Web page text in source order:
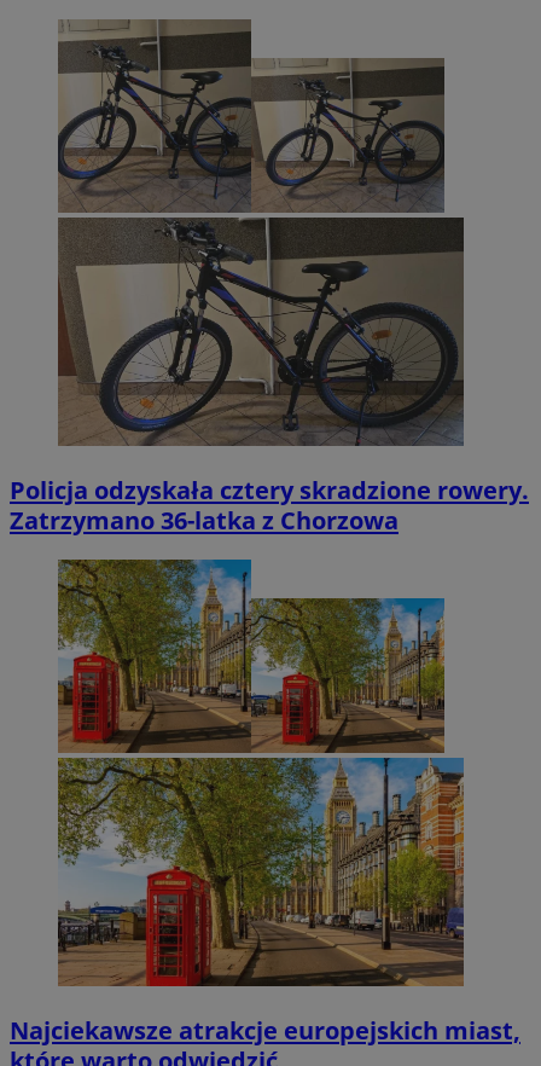
Policja odzyskała cztery skradzione rowery.
Zatrzymano 36-latka z Chorzowa
Najciekawsze atrakcje europejskich miast,